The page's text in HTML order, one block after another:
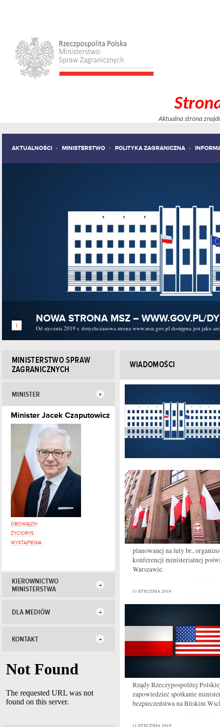
Aktualna strona
AKTUALNOŚCI MINISTERSTWO POLITYKA ZAGRANICZNA
1
NOWA STRONA MSZ – WWW.GOV.PL/
Od stycznia 2019 r. dotychczasowa strona www.msz.gov.pl dostępna jest jako
MINISTERSTWO SPRAW
ZAGRANICZNYCH
MINISTER
Minister Jacek Czaputowicz
OBOWIĄZKI
ŻYCIORYS
WYSTĄPIENIA
KIEROWNICTWO
MINISTERSTWA
DLA MEDIÓW
KONTAKT
WIADOMOŚCI
planowanej na luty br.,
konferencji ministerialnej
Warszawie.
13 STYCZNIA 2019
Rządy Rzeczypospolitej
zapowiedzieć spotkanie
bezpieczeństwa na Bliskim
11 STYCZNIA 2019